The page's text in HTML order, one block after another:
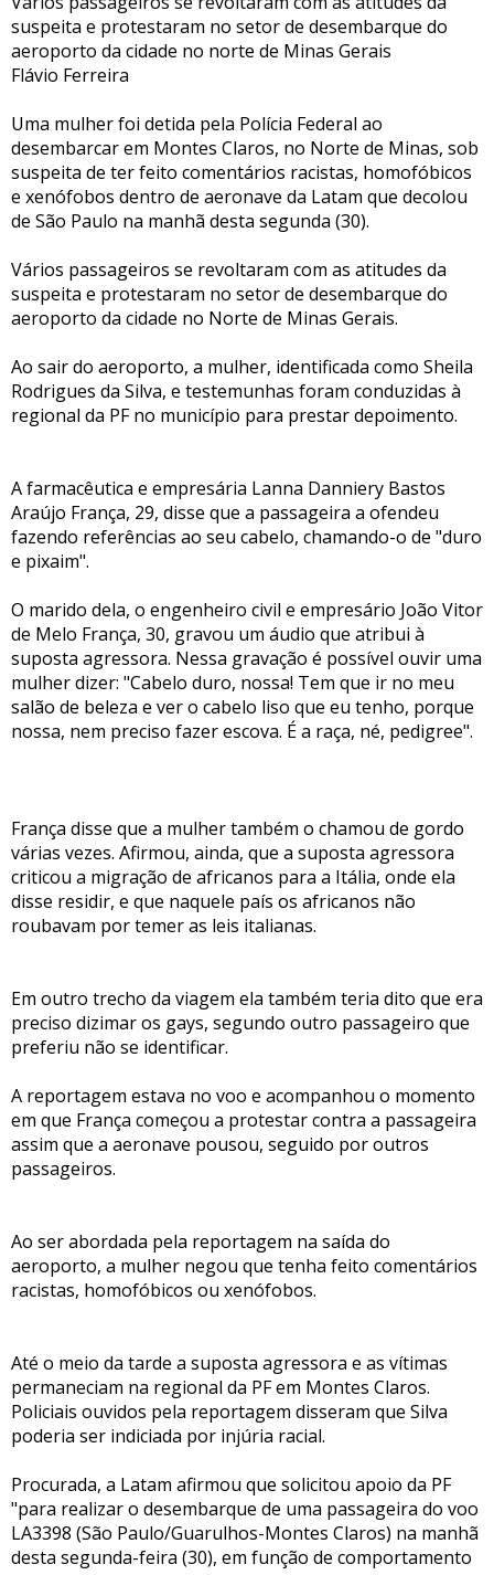
suspeita e protestaram no setor de desembarque do
aeroporto da cidade no norte de Minas Gerais
Flávio Ferreira
Uma mulher foi detida pela Polícia Federal ao
desembarcar em Montes Claros, no Norte de Minas, sob
suspeita de ter feito comentários racistas, homofóbicos
e xenófobos dentro de aeronave da Latam que decolou
de São Paulo na manhã desta segunda (30).
Vários passageiros se revoltaram com as atitudes da
suspeita e protestaram no setor de desembarque do
aeroporto da cidade no Norte de Minas Gerais.
Ao sair do aeroporto, a mulher, identificada como Sheila
Rodrigues da Silva, e testemunhas foram conduzidas à
regional da PF no município para prestar depoimento.
A farmacêutica e empresária Lanna Danniery Bastos
Araújo França, 29, disse que a passageira a ofendeu
fazendo referências ao seu cabelo, chamando-o de "duro
e pixaim".
O marido dela, o engenheiro civil e empresário João Vitor
de Melo França, 30, gravou um áudio que atribui à
suposta agressora. Nessa gravação é possível ouvir uma
mulher dizer: "Cabelo duro, nossa! Tem que ir no meu
salão de beleza e ver o cabelo liso que eu tenho, porque
nossa, nem preciso fazer escova. É a raça, né, pedigree".
França disse que a mulher também o chamou de gordo
várias vezes. Afirmou, ainda, que a suposta agressora
criticou a migração de africanos para a Itália, onde ela
disse residir, e que naquele país os africanos não
roubavam por temer as leis italianas.
Em outro trecho da viagem ela também teria dito que era
preciso dizimar os gays, segundo outro passageiro que
preferiu não se identificar.
A reportagem estava no voo e acompanhou o momento
em que França começou a protestar contra a passageira
assim que a aeronave pousou, seguido por outros
passageiros.
Ao ser abordada pela reportagem na saída do
aeroporto, a mulher negou que tenha feito comentários
racistas, homofóbicos ou xenófobos.
Até o meio da tarde a suposta agressora e as vítimas
permaneciam na regional da PF em Montes Claros.
Policiais ouvidos pela reportagem disseram que Silva
poderia ser indiciada por injúria racial.
Procurada, a Latam afirmou que solicitou apoio da PF
"para realizar o desembarque de uma passageira do voo
LA3398 (São Paulo/Guarulhos-Montes Claros) na manhã
desta segunda-feira (30), em função de comportamento